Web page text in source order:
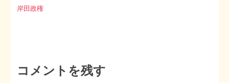
岸田政権
コメントを残す